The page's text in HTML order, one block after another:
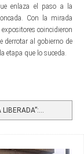
enlaza el paso a la
Con la mirada
coincidieron
derrotar al gobierno de
etapa que lo suceda.